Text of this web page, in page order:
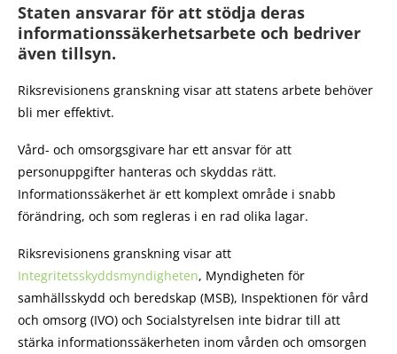
Staten ansvarar för att stödja deras
informationssäkerhetsarbete och bedriver
även tillsyn.
Riksrevisionens granskning visar att statens arbete behöver
bli mer effektivt.
Vård- och omsorgsgivare har ett ansvar för att
personuppgifter hanteras och skyddas rätt.
Informationssäkerhet är ett komplext område i snabb
förändring, och som regleras i en rad olika lagar.
Riksrevisionens granskning visar att
Integritetsskyddsmyndigheten, Myndigheten för
samhällsskydd och beredskap (MSB), Inspektionen för vård
och omsorg (IVO) och Socialstyrelsen inte bidrar till att
stärka informationssäkerheten inom vården och omsorgen